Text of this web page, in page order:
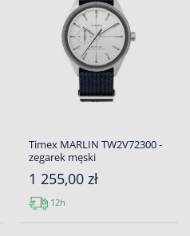
Timex MARLIN TW2V72300 -
zegarek męski
1 255,00 zł
12h